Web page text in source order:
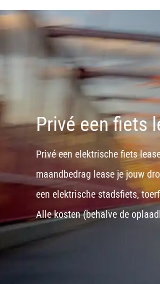
Privé een fiets
Privé een elektrische fiets
maandbedrag lease je jouw
een elektrische stadsfiets,
Alle kosten (behalve de